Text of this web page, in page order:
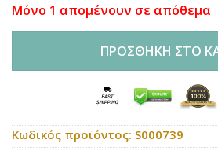
Μόνο 1 απομένουν σε απόθεμα
ΠΡΟΣΘΉΚΗ ΣΤΟ
Κωδικός προϊόντος: S000739